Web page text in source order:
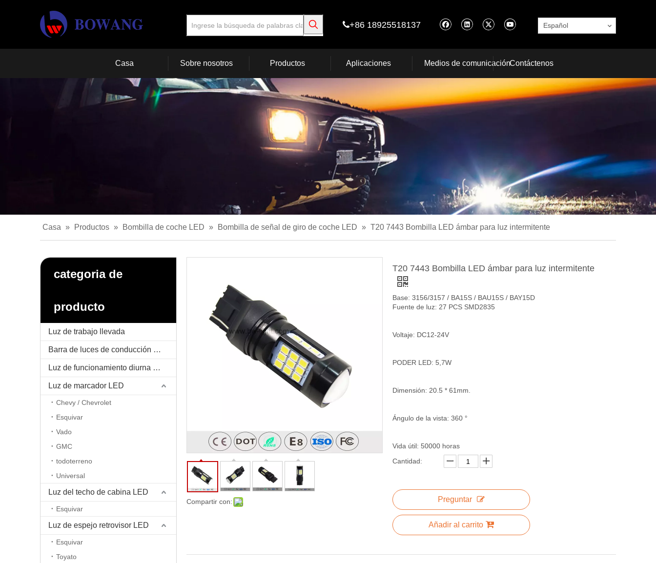
+86 18925518137 Español
Casa Sobre nosotros Productos Aplicaciones Medios de comunicaciónContáctenos
Casa » Productos » Bombilla de coche LED » Bombilla de señal de giro de coche LED » T20 7443 Bombilla LED ámbar para luz intermitente
categoria de
producto
Luz de trabajo llevada
Barra de luces de conducción LED
Luz de funcionamiento diurna LED / DRL
Luz de marcador LED
Chevy / Chevrolet
Esquivar
Vado
GMC
todoterreno
Universal
Luz del techo de cabina LED
Esquivar
Luz de espejo retrovisor LED
Esquivar
Toyato
Compartir con:
T20 7443 Bombilla LED ámbar para luz intermitente
Base: 3156/3157 / BA15S / BAU15S / BAY15D
Fuente de luz: 27 PCS SMD2835
Voltaje: DC12-24V
PODER LED: 5,7W
Dimensión: 20.5 * 61mm.
Ángulo de la vista: 360 °
Vida útil: 50000 horas
Cantidad:
Preguntar
Añadir al carrito